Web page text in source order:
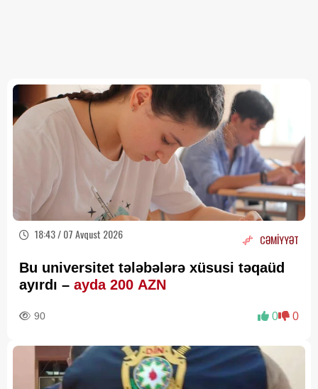
18:43 / 07 Avqust 2026 CƏMİYYƏT
Bu universitet tələbələrə xüsusi təqaüd
ayırdı – ayda 200 AZN
90 0 0